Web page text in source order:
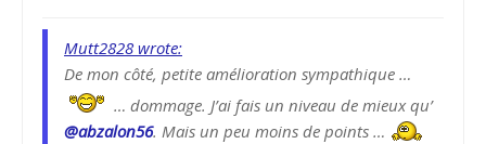
Mutt2828 wrote:
De mon côté, petite amélioration sympathique …
… dommage. J’ai fais un niveau de mieux qu’
@abzalon56. Mais un peu moins de points …